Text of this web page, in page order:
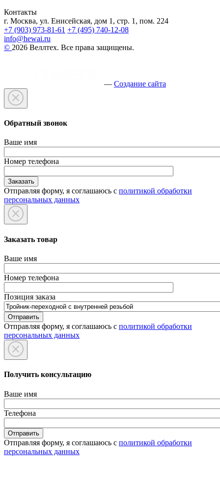
Контакты
г. Москва, ул. Енисейская, дом 1, стр. 1, пом. 224
+7 (903) 973-81-61 +7 (495) 740-12-08
info@hewai.ru
© 2026 Веллтех. Все права защищены.
— Создание сайта
Обратный звонок
Ваше имя
Номер телефона
Отправляя форму, я соглашаюсь с политикой обработки
персональных данных
Заказать товар
Ваше имя
Номер телефона
Позиция заказа
Отправляя форму, я соглашаюсь с политикой обработки
персональных данных
Получить консультацию
Ваше имя
Телефона
Отправляя форму, я соглашаюсь с политикой обработки
персональных данных